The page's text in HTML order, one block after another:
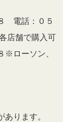
電話：０５
店舗で購入可
※ローソン、
ります。